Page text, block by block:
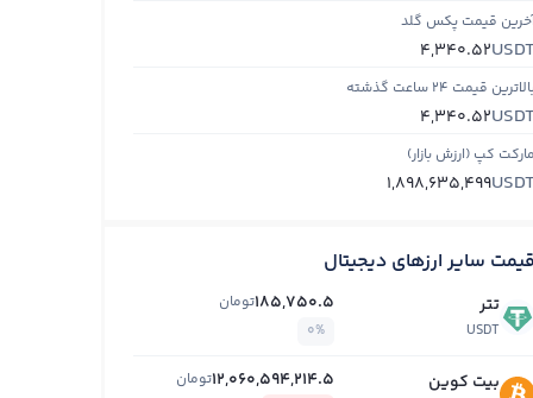
قیمت پکس گلد
4,340.52
قیمت ۲۴ ساعت گذشته
4,340.52
مارکت کپ (ارزش بازار)
1,898,635,499
قیمت سایر ارزهای دیجیتال
تتر
USDT
185,750.5تومان
0%
بیت کوین 12,060,594,214.5تومان